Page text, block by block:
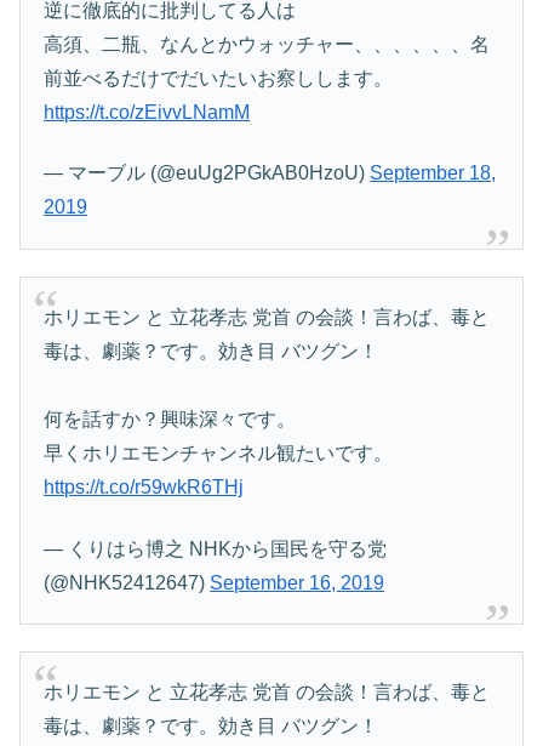
逆に徹底的に批判してる人は
高須、二瓶、なんとかウォッチャー、、、、、、名
前並べるだけでだいたいお察しします。
https://t.co/zEivvLNamM
— マーブル (@euUg2PGkAB0HzoU) September 18,
2019
ホリエモン と 立花孝志 党首 の会談！言わば、毒と
毒は、劇薬？です。効き目 バツグン！
何を話すか？興味深々です。
早くホリエモンチャンネル観たいです。
https://t.co/r59wkR6THj
— くりはら博之 NHKから国民を守る党
(@NHK52412647) September 16, 2019
ホリエモン と 立花孝志 党首 の会談！言わば、毒と
毒は、劇薬？です。効き目 バツグン！